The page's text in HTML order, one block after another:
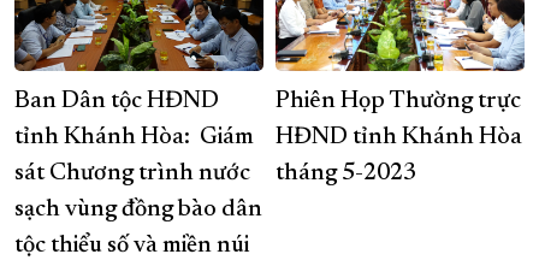
Ban Dân tộc HĐND
tỉnh Khánh Hòa: Giám
sát Chương trình nước
sạch vùng đồng bào dân
tộc thiểu số và miền núi
Phiên Họp Thường trực
HĐND tỉnh Khánh Hòa
tháng 5-2023